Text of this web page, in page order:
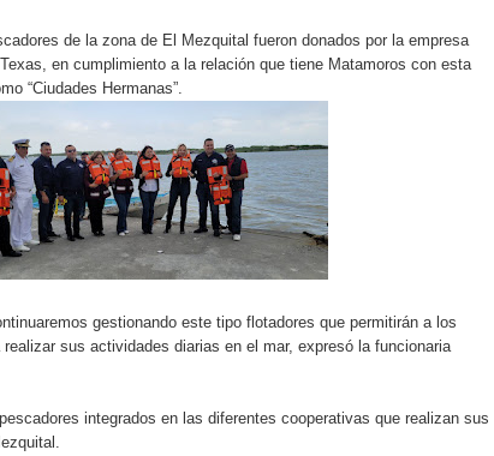
de la zona de El Mezquital fueron donados por la empresa
en cumplimiento a la relación que tiene Matamoros con esta
“Ciudades Hermanas”.
gestionando este tipo flotadores que permitirán a los
sus actividades diarias en el mar, expresó la funcionaria
integrados en las diferentes cooperativas que realizan sus